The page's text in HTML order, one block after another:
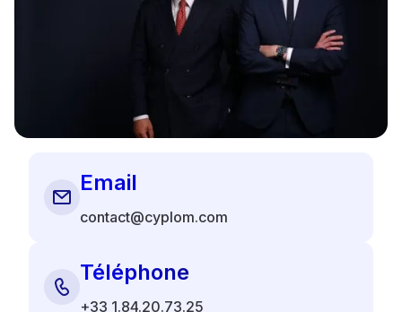
Email
contact@cyplom.com
Téléphone
+33 1.84.20.73.25